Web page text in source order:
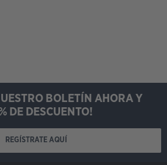
BOLETÍN AHORA Y
DE DESCUENTO!
REGÍSTRATE AQUÍ